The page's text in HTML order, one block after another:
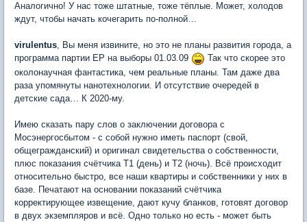
Аналогично! У нас тоже штатные, тоже тёплые. Может, холодов
ждут, чтобы начать кочегарить по-полной…
virulentus, Вы меня извините, но это не планы развития города, а
программа партии ЕР на выборы 01.03.09
Так что скорее это
околонаучная фантастика, чем реальные планы. Там даже два
раза упомянуты нанотехнологии. И отсутствие очередей в
детские сада… К 2020-му.
Имею сказать пару слов о заключении договора с
Мосэнергосбытом - с собой нужно иметь паспорт (свой,
общегражданский) и оригинал свидетельства о собственности,
плюс показания счётчика T1 (день) и T2 (ночь). Всё происходит
относительно быстро, все наши квартиры и собственники у них в
базе. Печатают на основании показаний счётчика
корректирующее извещение, дают кучу бланков, готовят договор
в двух экземпляров и всё. Одно только но есть - может быть